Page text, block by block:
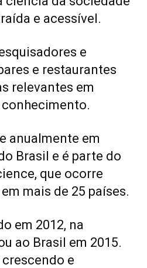
e acessível.
e
e restaurantes
relevantes em
anualmente em
Brasil e é parte do
que ocorre
mais de 25 países.
em 2012, na
ao Brasil em 2015.
crescendo e